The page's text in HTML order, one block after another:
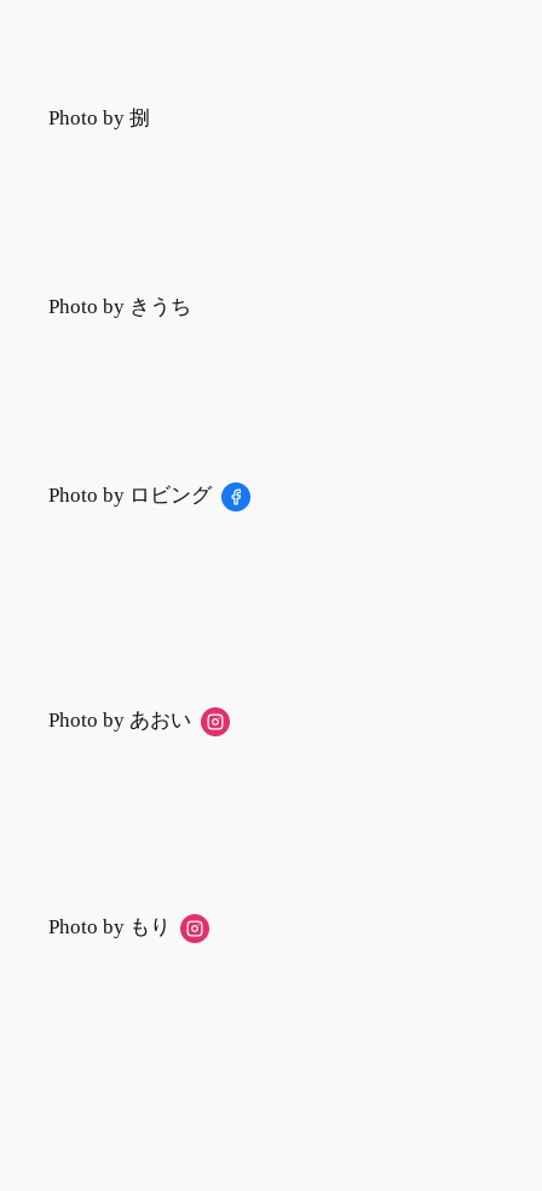
Photo by 捌
Photo by きうち
Photo by ロビング
Photo by あおい
Photo by もり